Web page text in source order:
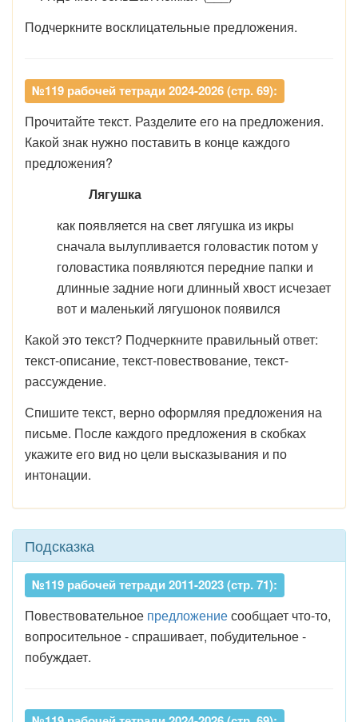
Подчеркните восклицательные предложения.
№119 рабочей тетради 2024-2026 (стр. 69):
Прочитайте текст. Разделите его на предложения.
Какой знак нужно поставить в конце каждого
предложения?
Лягушка
как появляется на свет лягушка из икры
сначала вылупливается головастик потом у
головастика появляются передние папки и
длинные задние ноги длинный хвост исчезает
вот и маленький лягушонок появился
Какой это текст? Подчеркните правильный ответ:
текст-описание, текст-повествование, текст-
рассуждение.
Спишите текст, верно оформляя предложения на
письме. После каждого предложения в скобках
укажите его вид но цели высказывания и по
интонации.
Подсказка
№119 рабочей тетради 2011-2023 (стр. 71):
Повествовательное предложениесообщает что-то,
вопросительное - спрашивает, побудительное -
побуждает.